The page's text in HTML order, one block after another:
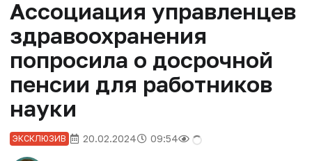
Ассоциация управленцев
здравоохранения
попросила о досрочной
пенсии для работников
науки
ЭКСКЛЮЗИВ 20.02.2024 09:54